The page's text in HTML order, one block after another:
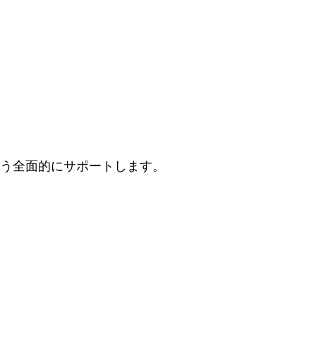
全面的にサポートします。